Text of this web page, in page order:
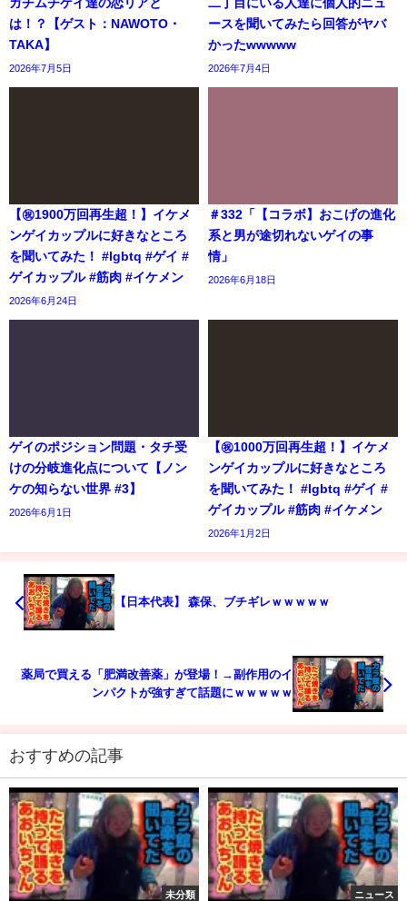
ガチムチゲイ達の恋リアと
は！？【ゲスト：NAWOTO・
TAKA】
2026年7月5日
二丁目にいる人達に個人的ニュ
ースを聞いてみたら回答がヤバ
かったwwwww
2026年7月4日
【㊗️1900万回再生超！】イケメ
ンゲイカップルに好きなところ
を聞いてみた！ #lgbtq #ゲイ #
ゲイカップル #筋肉 #イケメン
2026年6月24日
＃332「【コラボ】おこげの進化
系と男が途切れないゲイの事
情」
2026年6月18日
ゲイのポジション問題・タチ受
けの分岐進化点について【ノン
ケの知らない世界 #3】
2026年6月1日
【㊗️1000万回再生超！】イケメ
ンゲイカップルに好きなところ
を聞いてみた！ #lgbtq #ゲイ #
ゲイカップル #筋肉 #イケメン
2026年1月2日
【日本代表】 森保、ブチギレｗｗｗｗｗ
薬局で買える「肥満改善薬」が登場！→副作用のイ
ンパクトが強すぎて話題にｗｗｗｗｗ
おすすめの記事
未分類 ニュース